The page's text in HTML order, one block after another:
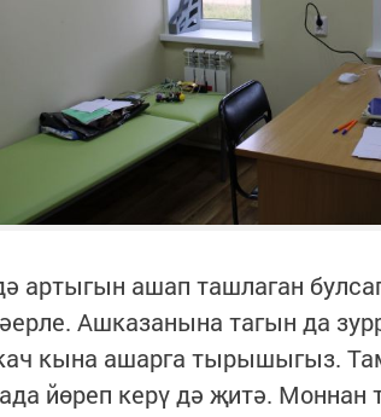
артыгын ашап ташлаган
Ашказанына тагын да
кына ашарга тырышыгыз.
йөреп керү дә җитә.